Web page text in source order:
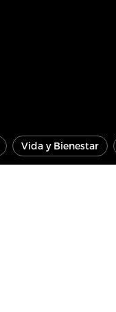
Vida y Bienestar